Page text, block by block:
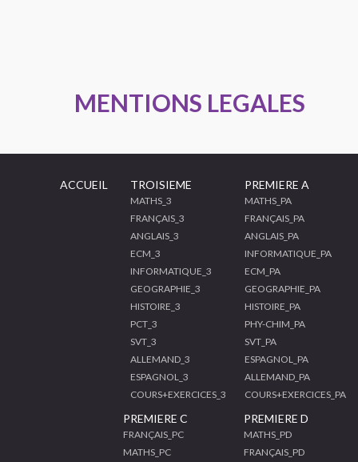
MENTIONS LEGALES
ACCUEIL TROISIEME
MATHS_3
FRANÇAIS_3
ANGLAIS_3
ECM_3
INFORMATIQUE_3
GEOGRAPHIE_3
HISTOIRE_3
PCT_3
SVT_3
ALLEMAND_3
ESPAGNOL_3
COURS+EXERCICES_3
PREMIERE A
MATHS_PA
FRANÇAIS_PA
ANGLAIS_PA
INFORMATIQUE_PA
ECM_PA
GEOGRAPHIE_PA
HISTOIRE_PA
PHY-CHIM_PA
SVT_PA
ESPAGNOL_PA
ALLEMAND_PA
COURS+EXERCICES_PA
PREMIERE C
FRANÇAIS_PC
MATHS_PC
PREMIERE D
MATHS_PD
FRANÇAIS_PD